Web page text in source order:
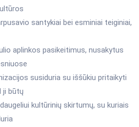
santykiai bei esminiai teiginiai,
aplinkos pasikeitimus, nusakytus
susiduria su iššūkiu pritaikyti
ji būtų
kultūrinių skirtumų, su kuriais